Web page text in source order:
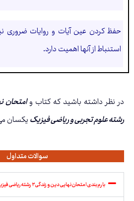
حفظ کردن عین آیات و روایات ضروری
استنباط از آنها اهمیت دارد.
در نظر داشته باشید که کتاب وامتحان
رشته علوم تجربی و ریاضی فیزیکیکسان
سوالات متداول
بارم بندی امتحان نهایی دین و زندگی ۳ رشته ریاضی فیزیک چگونه است؟